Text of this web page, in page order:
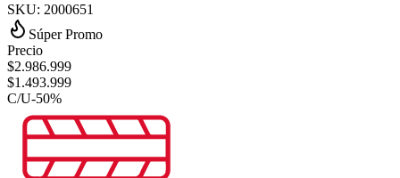
SKU: 2000651
Súper Promo
Precio
$2.986.999
$1.493.999
C/U-50%